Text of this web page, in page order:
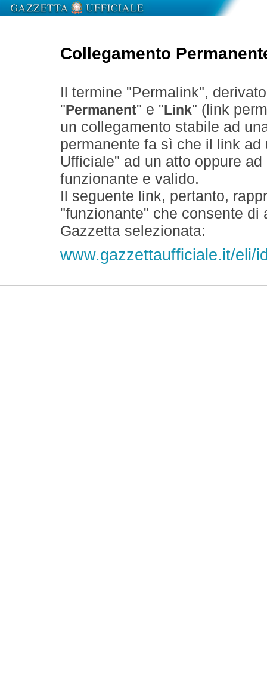
Collegamento
Il termine "Permalink",
" Permanent" e " Link" (link
un collegamento stabile ad
permanente fa sì che il link
Ufficiale" ad un atto oppure
funzionante e valido.
Il seguente link, pertanto,
"funzionante" che consente
Gazzetta selezionata:
www.gazzettaufficiale.it/eli/